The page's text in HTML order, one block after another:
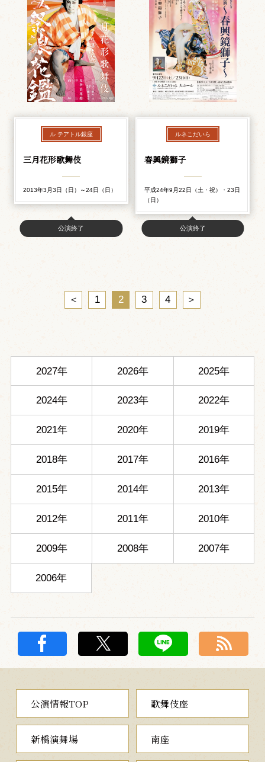
ル テアトル銀座
三月花形歌舞伎
2013年3月3日（日）～24日（日）
公演終了
ルネこだいら
春興鏡獅子
平成24年9月22日（土・祝）・23日
（日）
公演終了
＜ 1 2 3 4 ＞
2027年 2026年 2025年
2024年 2023年 2022年
2021年 2020年 2019年
2018年 2017年 2016年
2015年 2014年 2013年
2012年 2011年 2010年
2009年 2008年 2007年
2006年
公演情報TOP 歌舞伎座
新橋演舞場 南座